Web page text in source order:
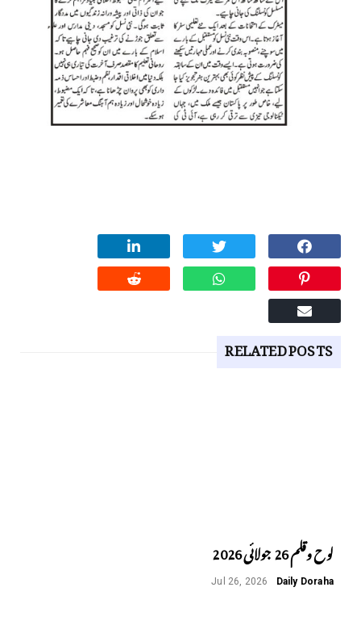
RELATED POSTS
لوح وقلم 26 جولائی 2026
Daily Doraha
Jul 26, 2026